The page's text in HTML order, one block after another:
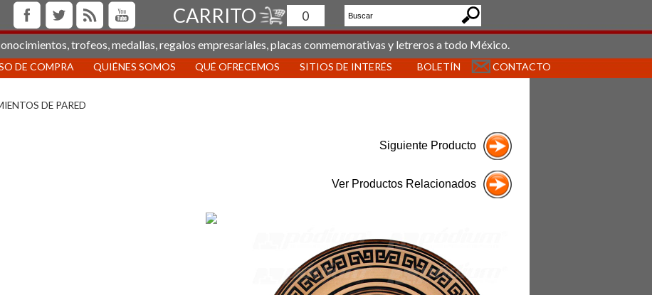
CARRITO 0
trofeos, medallas, regalos empresariales, placas conmemorativas y letreros a todo México.
DE COMPRA QUIÉNES SOMOS QUÉ OFRECEMOS SITIOS DE INTERÉS BOLETÍN CONTACTO
DE PARED